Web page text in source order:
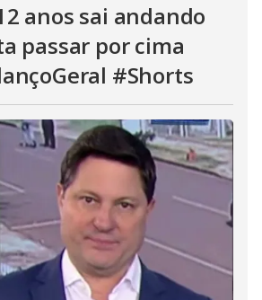
anos sai andando
passar por cima
#Shorts